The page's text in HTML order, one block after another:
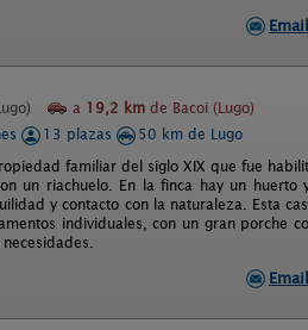
Email
a 19,2 km de Bacoi (Lugo)
13 plazas
50 km de Lugo
familiar del siglo XIX que fue
un riachuelo. En la finca hay un
y contacto con la naturaleza. Esta
individuales, con un gran porche
Email